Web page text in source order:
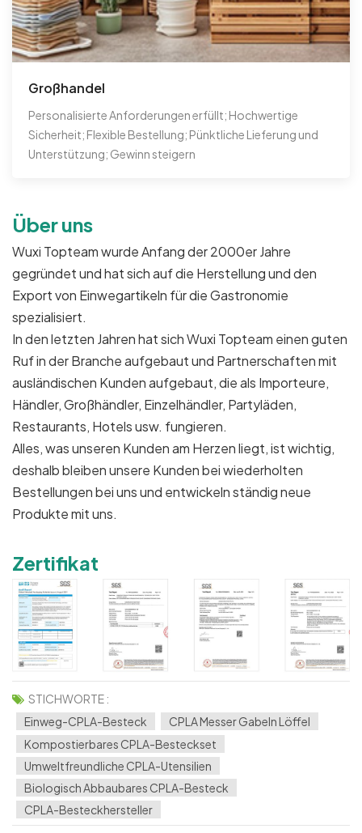
Großhandel
Personalisierte Anforderungen erfüllt; Hochwertige
Sicherheit; Flexible Bestellung; Pünktliche Lieferung und
Unterstützung; Gewinn steigern
Über uns
Wuxi Topteam wurde Anfang der 2000er Jahre
gegründet und hat sich auf die Herstellung und den
Export von Einwegartikeln für die Gastronomie
spezialisiert.
In den letzten Jahren hat sich Wuxi Topteam einen guten
Ruf in der Branche aufgebaut und Partnerschaften mit
ausländischen Kunden aufgebaut, die als Importeure,
Händler, Großhändler, Einzelhändler, Partyläden,
Restaurants, Hotels usw. fungieren.
Alles, was unseren Kunden am Herzen liegt, ist wichtig,
deshalb bleiben unsere Kunden bei wiederholten
Bestellungen bei uns und entwickeln ständig neue
Produkte mit uns.
Zertifikat
STICHWORTE :
Einweg-CPLA-Besteck
CPLA Messer Gabeln Löffel
Kompostierbares CPLA-Besteckset
Umweltfreundliche CPLA-Utensilien
Biologisch Abbaubares CPLA-Besteck
CPLA-Besteckhersteller